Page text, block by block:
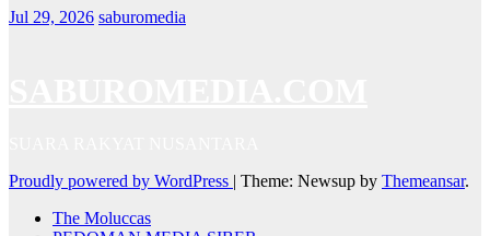
Jul 29, 2026 saburomedia
Proudly powered by WordPress | Theme: Newsup by Themeansar.
The Moluccas